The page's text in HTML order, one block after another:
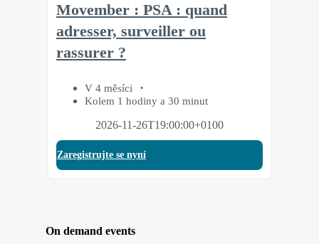
Movember : PSA : quand
adresser, surveiller ou
rassurer ?
V 4 měsíci
Kolem 1 hodiny a 30 minut
2026-11-26T19:00:00+0100
Zaregistrujte se nyní
On demand events